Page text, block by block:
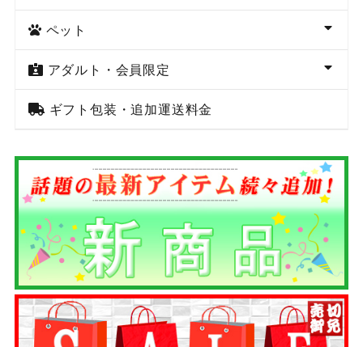
ペット
アダルト・会員限定
ギフト包装・追加運送料金